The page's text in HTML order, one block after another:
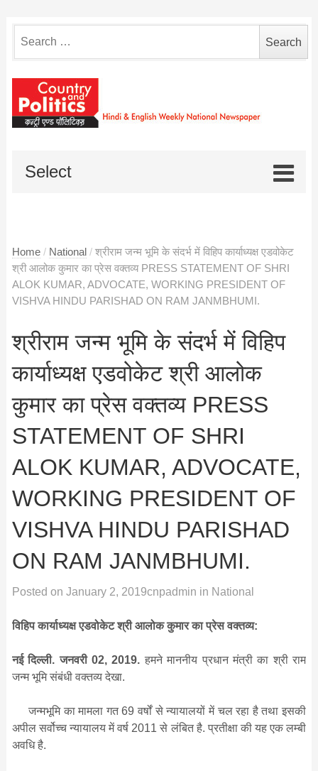
for:
Select
Home / National / श्रीराम जन्म भूमि के संदर्भ में विहिप कार्याध्यक्ष एडवोकेट
श्री आलोक कुमार का प्रेस वक्तव्य PRESS STATEMENT OF SHRI
ALOK KUMAR, ADVOCATE, WORKING PRESIDENT OF
VISHVA HINDU PARISHAD ON RAM JANMBHUMI.
श्रीराम जन्म भूमि के संदर्भ में विहिप
कार्याध्यक्ष एडवोकेट श्री आलोक
कुमार का प्रेस वक्तव्य PRESS
STATEMENT OF SHRI
ALOK KUMAR, ADVOCATE,
WORKING PRESIDENT OF
VISHVA HINDU PARISHAD
ON RAM JANMBHUMI.
Posted on January 2, 2019cnpadmin in National
विहिप कार्याध्यक्ष एडवोकेट श्री आलोक कुमार का प्रेस वक्तव्य:
नई दिल्ली. जनवरी 02, 2019. हमने माननीय प्रधान मंत्री का श्री राम
जन्म भूमि संबंधी वक्तव्य देखा.
जन्मभूमि का मामला गत 69 वर्षों से न्यायालयों में चल रहा है तथा इसकी
अपील सर्वोच्च न्यायालय में वर्ष 2011 से लंबित है. प्रतीक्षा की यह एक लम्बी
अवधि है.